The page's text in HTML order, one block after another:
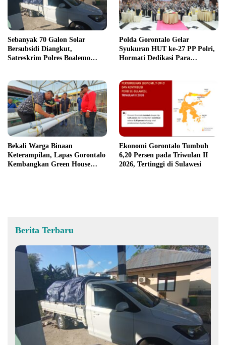
Sebanyak 70 Galon Solar
Bersubsidi Diangkut,
Satreskrim Polres Boalemo
Polda Gorontalo Gelar
Syukuran HUT ke-27 PP Polri,
Hormati Dedikasi Para
Bekali Warga Binaan
Keterampilan, Lapas Gorontalo
Kembangkan Green House
Ekonomi Gorontalo Tumbuh
6,20 Persen pada Triwulan II
2026, Tertinggi di Sulawesi
Berita Terbaru